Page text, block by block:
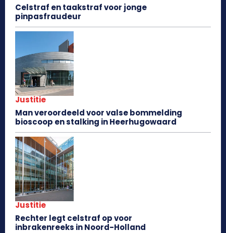
Celstraf en taakstraf voor jonge
pinpasfraudeur
Justitie
Man veroordeeld voor valse bommelding
bioscoop en stalking in Heerhugowaard
Justitie
Rechter legt celstraf op voor
inbrakenreeks in Noord-Holland